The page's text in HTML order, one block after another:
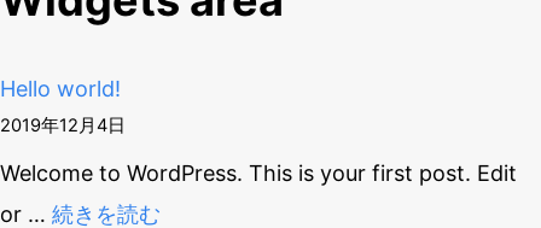
ナ
ビ
ゲ
ー
Hello world!
2019年12月4日
Welcome to WordPress. This is your first post. Edit
or … 続きを読む